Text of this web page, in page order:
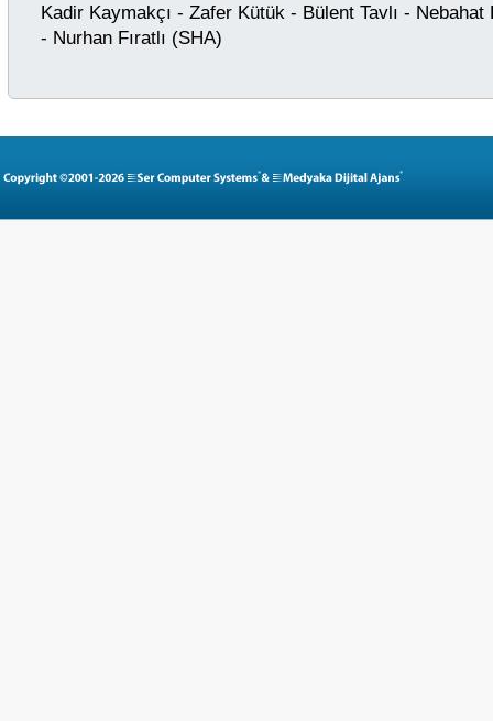
Kadir Kaymakçı - Zafer Kütük - Bülent Tavlı -
- Nurhan Fıratlı (SHA)